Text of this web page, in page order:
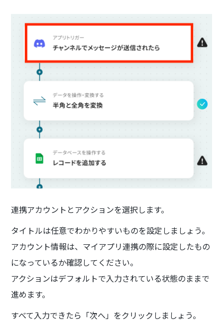
連携アカウントとアクションを選択します。
タイトルは任意でわかりやすいものを設定しましょう。
アカウント情報は、マイアプリ連携の際に設定したもの
になっているか確認してください。
アクションはデフォルトで入力されている状態のままで
進めます。
すべて入力できたら「次へ」をクリックしましょう。